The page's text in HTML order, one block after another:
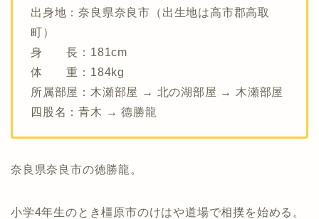
出身地：奈良県奈良市（出生地は高市郡高取
町）
身 長：181cm
体 重：184kg
所属部屋：木瀬部屋 → 北の湖部屋 → 木瀬部屋
四股名：青木 → 德勝龍
奈良県奈良市の徳勝龍。
小学4年生のとき橿原市のけはや道場で相撲を始める。